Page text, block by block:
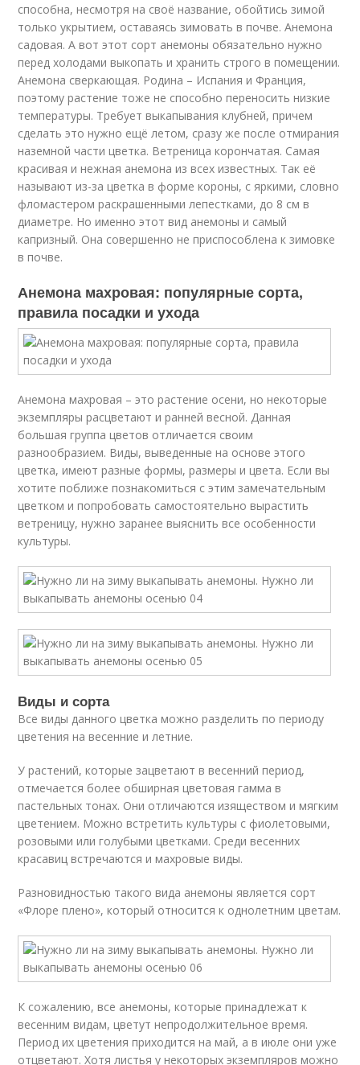
способна, несмотря на своё название, обойтись зимой
только укрытием, оставаясь зимовать в почве. Анемона
садовая. А вот этот сорт анемоны обязательно нужно
перед холодами выкопать и хранить строго в помещении.
Анемона сверкающая. Родина – Испания и Франция,
поэтому растение тоже не способно переносить низкие
температуры. Требует выкапывания клубней, причем
сделать это нужно ещё летом, сразу же после отмирания
наземной части цветка. Ветреница корончатая. Самая
красивая и нежная анемона из всех известных. Так её
называют из-за цветка в форме короны, с яркими, словно
фломастером раскрашенными лепестками, до 8 см в
диаметре. Но именно этот вид анемоны и самый
капризный. Она совершенно не приспособлена к зимовке
в почве.
Анемона махровая: популярные сорта,
правила посадки и ухода
Анемона махровая – это растение осени, но некоторые
экземпляры расцветают и ранней весной. Данная
большая группа цветов отличается своим
разнообразием. Виды, выведенные на основе этого
цветка, имеют разные формы, размеры и цвета. Если вы
хотите поближе познакомиться с этим замечательным
цветком и попробовать самостоятельно вырастить
ветреницу, нужно заранее выяснить все особенности
культуры.
Виды и сорта
Все виды данного цветка можно разделить по периоду
цветения на весенние и летние.
У растений, которые зацветают в весенний период,
отмечается более обширная цветовая гамма в
пастельных тонах. Они отличаются изяществом и мягким
цветением. Можно встретить культуры с фиолетовыми,
розовыми или голубыми цветками. Среди весенних
красавиц встречаются и махровые виды.
Разновидностью такого вида анемоны является сорт
«Флоре плено», который относится к однолетним цветам.
К сожалению, все анемоны, которые принадлежат к
весенним видам, цветут непродолжительное время.
Период их цветения приходится на май, а в июле они уже
отцветают. Хотя листья у некоторых экземпляров можно